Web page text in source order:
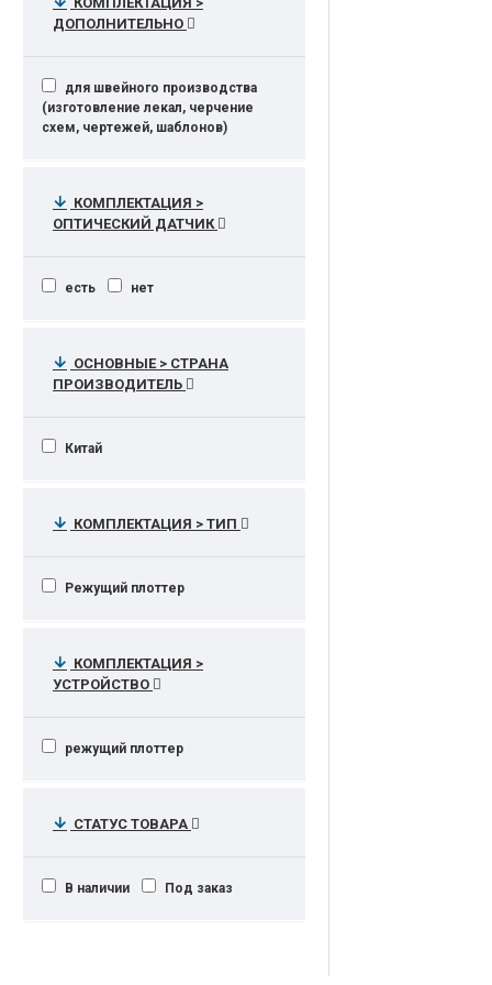
ДОПОЛНИТЕЛЬНО
для швейного производства
(изготовление лекал, черчение
схем, чертежей, шаблонов)
КОМПЛЕКТАЦИЯ >
ОПТИЧЕСКИЙ ДАТЧИК
есть нет
ОСНОВНЫЕ > СТРАНА
ПРОИЗВОДИТЕЛЬ
Китай
КОМПЛЕКТАЦИЯ > ТИП
Режущий плоттер
КОМПЛЕКТАЦИЯ >
УСТРОЙСТВО
режущий плоттер
СТАТУС ТОВАРА
В наличии Под заказ